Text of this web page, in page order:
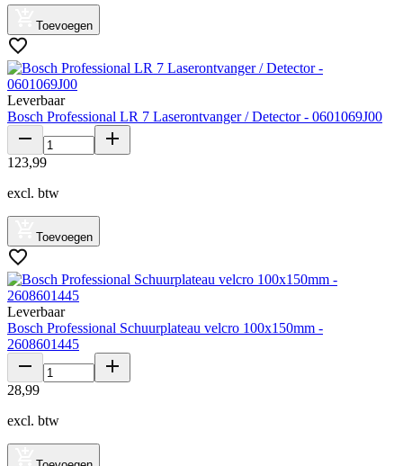
Toevoegen
Leverbaar
Bosch Professional LR 7 Laserontvanger / Detector - 0601069J00
123,99
excl. btw
Toevoegen
Leverbaar
Bosch Professional Schuurplateau velcro 100x150mm -
2608601445
28,99
excl. btw